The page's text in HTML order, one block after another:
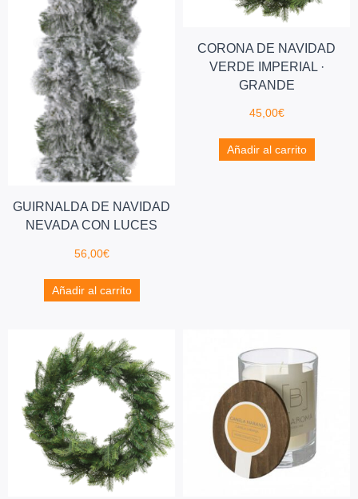
GUIRNALDA DE NAVIDAD
NEVADA CON LUCES
56,00€
Añadir al carrito
CORONA DE NAVIDAD
VERDE IMPERIAL ·
GRANDE
45,00€
Añadir al carrito